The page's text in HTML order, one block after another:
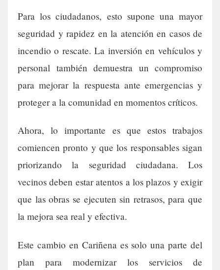
Para los ciudadanos, esto supone una mayor
seguridad y rapidez en la atención en casos de
incendio o rescate. La inversión en vehículos y
personal también demuestra un compromiso
para mejorar la respuesta ante emergencias y
proteger a la comunidad en momentos críticos.
Ahora, lo importante es que estos trabajos
comiencen pronto y que los responsables sigan
priorizando la seguridad ciudadana. Los
vecinos deben estar atentos a los plazos y exigir
que las obras se ejecuten sin retrasos, para que
la mejora sea real y efectiva.
Este cambio en Cariñena es solo una parte del
plan para modernizar los servicios de